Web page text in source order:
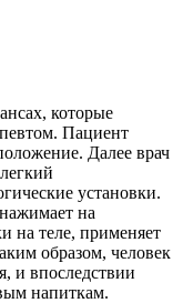
которые
Пациент
Далее врач
установки.
на
на теле, применяет
образом, человек
и впоследствии
напиткам.